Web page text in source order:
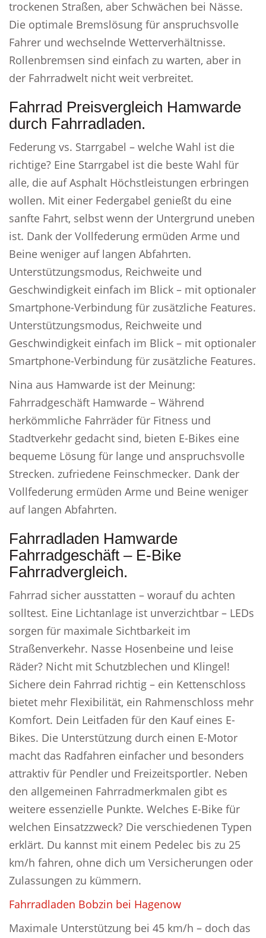
trockenen Straßen, aber Schwächen bei Nässe.
Die optimale Bremslösung für anspruchsvolle
Fahrer und wechselnde Wetterverhältnisse.
Rollenbremsen sind einfach zu warten, aber in
der Fahrradwelt nicht weit verbreitet.
Fahrrad Preisvergleich Hamwarde
durch Fahrradladen.
Federung vs. Starrgabel – welche Wahl ist die
richtige? Eine Starrgabel ist die beste Wahl für
alle, die auf Asphalt Höchstleistungen erbringen
wollen. Mit einer Federgabel genießt du eine
sanfte Fahrt, selbst wenn der Untergrund uneben
ist. Dank der Vollfederung ermüden Arme und
Beine weniger auf langen Abfahrten.
Unterstützungsmodus, Reichweite und
Geschwindigkeit einfach im Blick – mit optionaler
Smartphone-Verbindung für zusätzliche Features.
Unterstützungsmodus, Reichweite und
Geschwindigkeit einfach im Blick – mit optionaler
Smartphone-Verbindung für zusätzliche Features.
Nina aus Hamwarde ist der Meinung:
Fahrradgeschäft Hamwarde – Während
herkömmliche Fahrräder für Fitness und
Stadtverkehr gedacht sind, bieten E-Bikes eine
bequeme Lösung für lange und anspruchsvolle
Strecken. zufriedene Feinschmecker. Dank der
Vollfederung ermüden Arme und Beine weniger
auf langen Abfahrten.
Fahrradladen Hamwarde
Fahrradgeschäft – E-Bike
Fahrradvergleich.
Fahrrad sicher ausstatten – worauf du achten
solltest. Eine Lichtanlage ist unverzichtbar – LEDs
sorgen für maximale Sichtbarkeit im
Straßenverkehr. Nasse Hosenbeine und leise
Räder? Nicht mit Schutzblechen und Klingel!
Sichere dein Fahrrad richtig – ein Kettenschloss
bietet mehr Flexibilität, ein Rahmenschloss mehr
Komfort. Dein Leitfaden für den Kauf eines E-
Bikes. Die Unterstützung durch einen E-Motor
macht das Radfahren einfacher und besonders
attraktiv für Pendler und Freizeitsportler. Neben
den allgemeinen Fahrradmerkmalen gibt es
weitere essenzielle Punkte. Welches E-Bike für
welchen Einsatzzweck? Die verschiedenen Typen
erklärt. Du kannst mit einem Pedelec bis zu 25
km/h fahren, ohne dich um Versicherungen oder
Zulassungen zu kümmern.
Fahrradladen Bobzin bei Hagenow
Maximale Unterstützung bei 45 km/h – doch das